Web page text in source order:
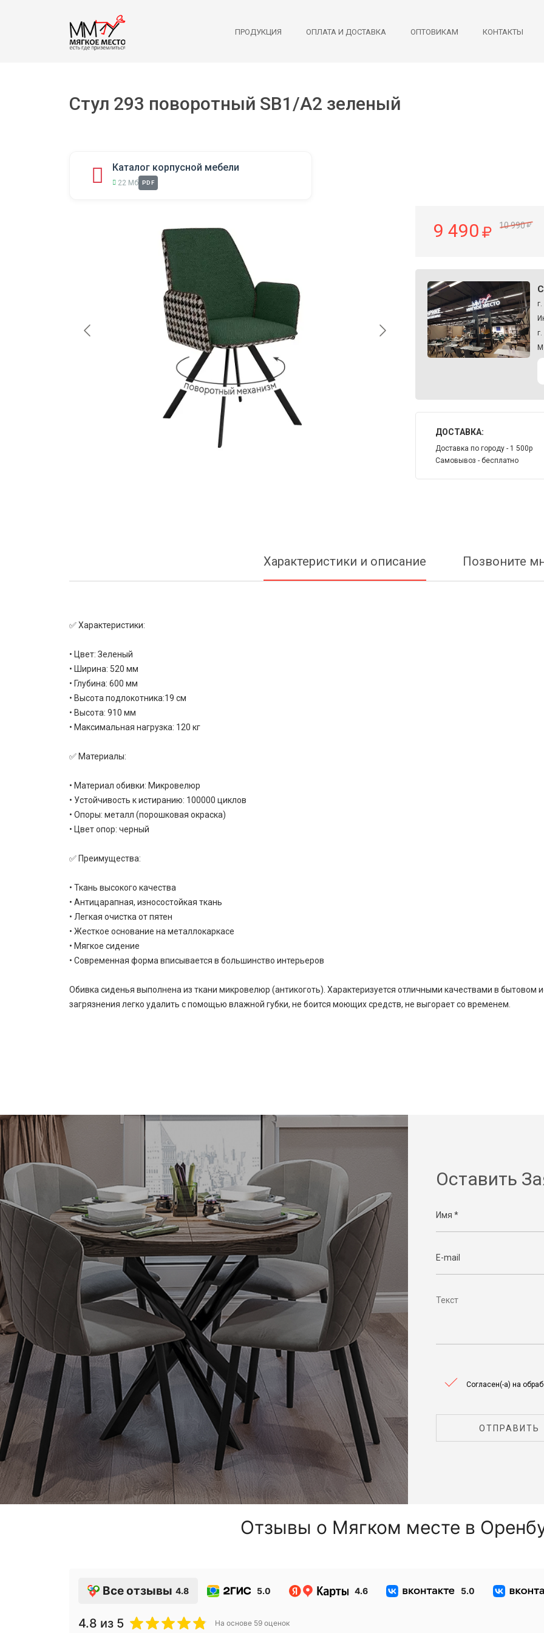
ПРОДУКЦИЯ ОПЛАТА И ДОСТАВКА ОПТОВИКАМ КОНТАКТЫ
Стул 293 поворотный SB1/A2 зеленый
Каталог корпусной мебели
22 Мб PDF
9 490 10 990
ДОСТАВКА:
Доставка по городу - 1 500р
Самовывоз - бесплатно
Характеристики и описание Позвоните
✅ Характеристики:
• Цвет: Зеленый
• Ширина: 520 мм
• Глубина: 600 мм
• Высота подлокотника:19 см
• Высота: 910 мм
• Максимальная нагрузка: 120 кг
✅ Материалы:
• Материал обивки: Микровелюр
• Устойчивость к истиранию: 100000 циклов
• Опоры: металл (порошковая окраска)
• Цвет опор: черный
✅ Преимущества:
• Ткань высокого качества
• Антицарапная, износостойкая ткань
• Легкая очистка от пятен
• Жесткое основание на металлокаркасе
• Мягкое сидение
• Современная форма вписывается в большинство интерьеров
Обивка сиденья выполнена из ткани микровелюр (антикоготь). Характеризуется отличными качествами в бытовом
загрязнения легко удалить с помощью влажной губки, не боится моющих средств, не выгорает со временем.
Оставить
Согласен(-а) на
ОТПРАВИТЬ
Отзывы о Мягком месте в
Все отзывы 4.8 5.0 4.6 5.0
4.8 из 5 На основе 59 оценок